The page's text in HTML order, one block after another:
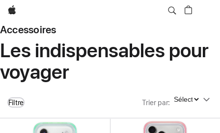
Apple
Accessoires
Les indispensables pour
voyager
Filtre Trier par: Trier par